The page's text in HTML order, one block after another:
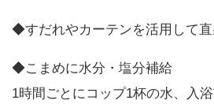
◆すだれやカーテンを活用して直
◆こまめに水分・塩分補給
1時間ごとにコップ1杯の水、入